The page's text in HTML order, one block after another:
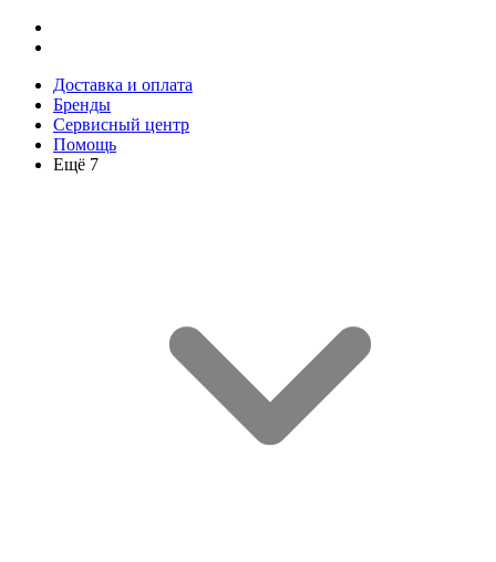
Доставка и оплата
Бренды
Сервисный центр
Помощь
Ещё 7